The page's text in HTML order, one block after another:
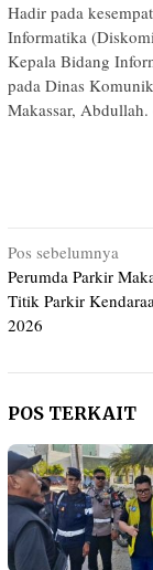
Hadir pada
Informatika
Kepala Bidang
pada Dinas
Makassar,
Navigasi
pos
Pos sebelumnya
Perumda Parkir
Titik Parkir
2026
POS TERKAIT